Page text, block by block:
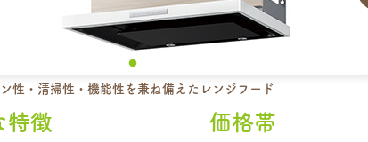
性・清掃性・機能性を兼ね備えたレンジフード
特徴 価格帯